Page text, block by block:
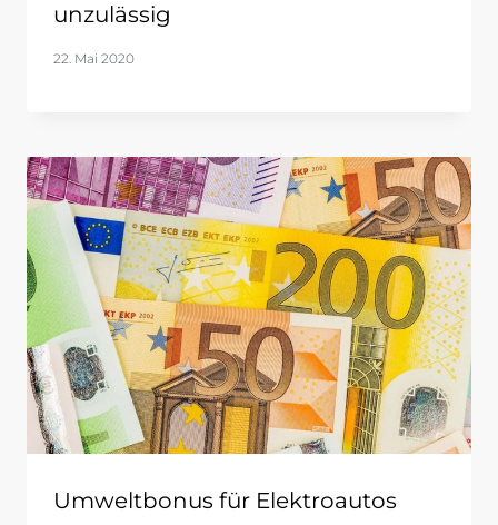
unzulässig
22. Mai 2020
Umweltbonus für Elektroautos